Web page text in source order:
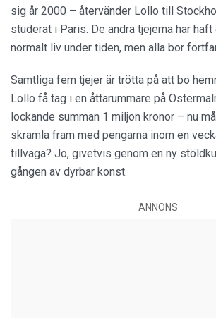
sig år 2000 – återvänder Lollo till
studerat i Paris. De andra tjejerna har
normalt liv under tiden, men alla bor
Samtliga fem tjejer är trötta på att bo
Lollo få tag i en åttarummare på
lockande summan 1 miljon kronor – nu
skramla fram med pengarna inom en
tillväga? Jo, givetvis genom en ny
gången av dyrbar konst.
ANNONS